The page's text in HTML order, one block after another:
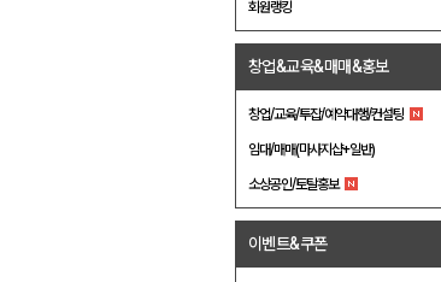
회원랭킹
창업&교육&매매&홍보
창업/교육/투잡/예약대행/컨설팅
임대/매매(마사지샵+일반)
소상공인/토탈홍보
이벤트&쿠폰